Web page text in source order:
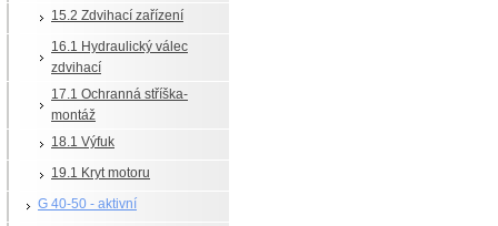
15.2 Zdvihací zařízení
16.1 Hydraulický válec
zdvihací
17.1 Ochranná stříška-
montáž
18.1 Výfuk
19.1 Kryt motoru
G 40-50 - aktivní